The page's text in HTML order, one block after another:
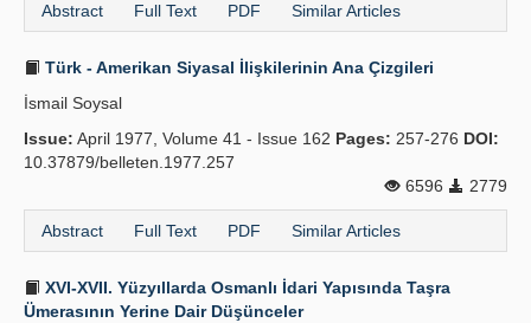
Abstract Full Text PDF Similar Articles
Türk - Amerikan Siyasal İlişkilerinin Ana Çizgileri
İsmail Soysal
Issue: April 1977, Volume 41 - Issue 162 Pages: 257-276 DOI:
10.37879/belleten.1977.257
6596
2779
Abstract Full Text PDF Similar Articles
XVI-XVII. Yüzyıllarda Osmanlı İdari Yapısında Taşra
Ümerasının Yerine Dair Düşünceler